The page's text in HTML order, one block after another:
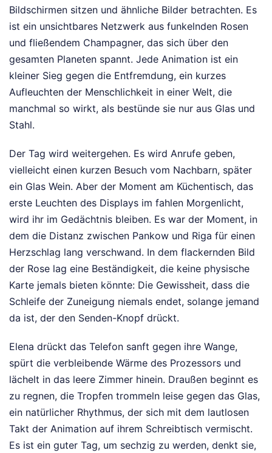
Bildschirmen sitzen und ähnliche Bilder betrachten. Es
ist ein unsichtbares Netzwerk aus funkelnden Rosen
und fließendem Champagner, das sich über den
gesamten Planeten spannt. Jede Animation ist ein
kleiner Sieg gegen die Entfremdung, ein kurzes
Aufleuchten der Menschlichkeit in einer Welt, die
manchmal so wirkt, als bestünde sie nur aus Glas und
Stahl.
Der Tag wird weitergehen. Es wird Anrufe geben,
vielleicht einen kurzen Besuch vom Nachbarn, später
ein Glas Wein. Aber der Moment am Küchentisch, das
erste Leuchten des Displays im fahlen Morgenlicht,
wird ihr im Gedächtnis bleiben. Es war der Moment, in
dem die Distanz zwischen Pankow und Riga für einen
Herzschlag lang verschwand. In dem flackernden Bild
der Rose lag eine Beständigkeit, die keine physische
Karte jemals bieten könnte: Die Gewissheit, dass die
Schleife der Zuneigung niemals endet, solange jemand
da ist, der den Senden-Knopf drückt.
Elena drückt das Telefon sanft gegen ihre Wange,
spürt die verbleibende Wärme des Prozessors und
lächelt in das leere Zimmer hinein. Draußen beginnt es
zu regnen, die Tropfen trommeln leise gegen das Glas,
ein natürlicher Rhythmus, der sich mit dem lautlosen
Takt der Animation auf ihrem Schreibtisch vermischt.
Es ist ein guter Tag, um sechzig zu werden, denkt sie,